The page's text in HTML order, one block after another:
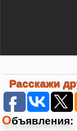
Расскажи
Объявления: